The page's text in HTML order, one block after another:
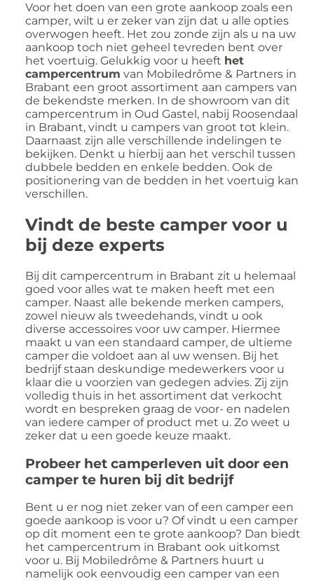
Voor het doen van een grote aankoop zoals een
camper, wilt u er zeker van zijn dat u alle opties
overwogen heeft. Het zou zonde zijn als u na uw
aankoop toch niet geheel tevreden bent over
het voertuig. Gelukkig voor u heeft het
campercentrum van Mobiledrôme & Partners in
Brabant een groot assortiment aan campers van
de bekendste merken. In de showroom van dit
campercentrum in Oud Gastel, nabij Roosendaal
in Brabant, vindt u campers van groot tot klein.
Daarnaast zijn alle verschillende indelingen te
bekijken. Denkt u hierbij aan het verschil tussen
dubbele bedden en enkele bedden. Ook de
positionering van de bedden in het voertuig kan
verschillen.
Vindt de beste camper voor u
bij deze experts
Bij dit campercentrum in Brabant zit u helemaal
goed voor alles wat te maken heeft met een
camper. Naast alle bekende merken campers,
zowel nieuw als tweedehands, vindt u ook
diverse accessoires voor uw camper. Hiermee
maakt u van een standaard camper, de ultieme
camper die voldoet aan al uw wensen. Bij het
bedrijf staan deskundige medewerkers voor u
klaar die u voorzien van gedegen advies. Zij zijn
volledig thuis in het assortiment dat verkocht
wordt en bespreken graag de voor- en nadelen
van iedere camper of product met u. Zo weet u
zeker dat u een goede keuze maakt.
Probeer het camperleven uit door een
camper te huren bij dit bedrijf
Bent u er nog niet zeker van of een camper een
goede aankoop is voor u? Of vindt u een camper
op dit moment een te grote aankoop? Dan biedt
het campercentrum in Brabant ook uitkomst
voor u. Bij Mobiledrôme & Partners huurt u
namelijk ook eenvoudig een camper van een